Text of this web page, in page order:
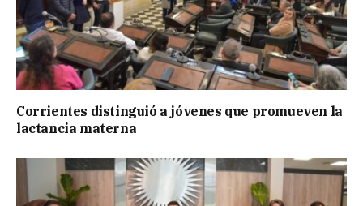
Corrientes distinguió a jóvenes que promueven la
lactancia materna